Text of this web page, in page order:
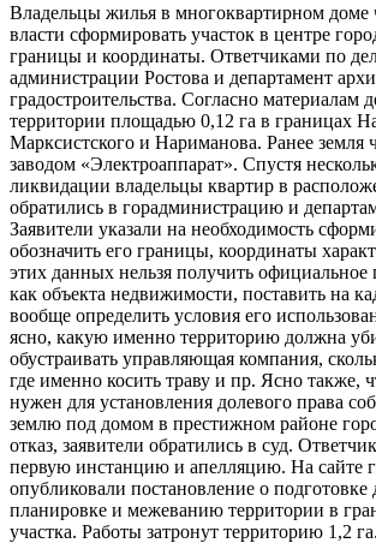
Владельцы жилья в многоквартирном доме
власти сформировать участок в центре
границы и координаты. Ответчиками по
администрации Ростова и департамент
градостроительства. Согласно материалам
территории площадью 0,12 га в границах
Марксистского и Нариманова. Ранее земля
заводом «Электроаппарат». Спустя
ликвидации владельцы квартир в
обратились в горадминистрацию и
Заявители указали на необходимость
обозначить его границы, координаты
этих данных нельзя получить официальное
как объекта недвижимости, поставить на
вообще определить условия его
ясно, какую именно территорию должна
обустраивать управляющая компания,
где именно косить траву и пр. Ясно также,
нужен для установления долевого права
землю под домом в престижном районе
отказ, заявители обратились в суд.
первую инстанцию и апелляцию. На сайте
опубликовали постановление о
планировке и межеванию территории в
участка. Работы затронут территорию 1,2 га.